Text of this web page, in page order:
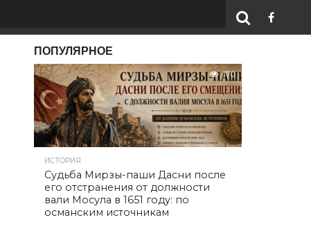
ПОПУЛЯРНОЕ
170
ИСТОРИЯ
Судьба Мирзы-паши Дасни после
его отстранения от должности
вали Мосула в 1651 году: по
османским источникам